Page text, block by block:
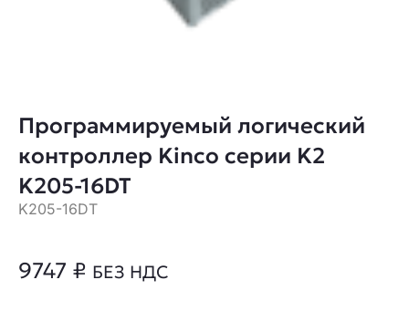
Программируемый логический
контроллер Kinco серии K2
K205-16DT
K205-16DT
9747 ₽ БЕЗ НДС